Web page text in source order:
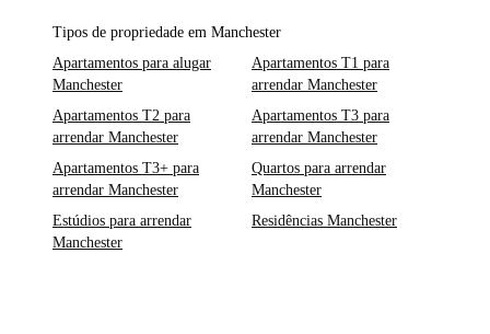
Tipos de propriedade em Manchester
Apartamentos para alugar
Manchester
Apartamentos T1 para
arrendar Manchester
Apartamentos T2 para
arrendar Manchester
Apartamentos T3 para
arrendar Manchester
Apartamentos T3+ para
arrendar Manchester
Quartos para arrendar
Manchester
Estúdios para arrendar
Manchester
Residências Manchester